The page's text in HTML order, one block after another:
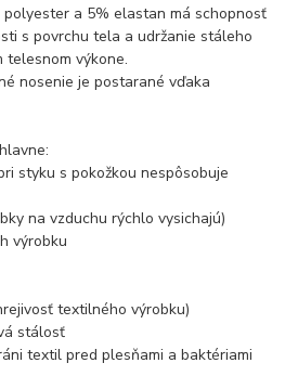
a 5% elastan má schopnosť
s povrchu tela a udržanie stáleho
telesnom výkone.
nosenie je postarané vďaka
styku s pokožkou nespôsobuje
na vzduchu rýchlo vysichajú)
výrobku
textilného výrobku)
stálosť
textil pred plesňami a baktériami